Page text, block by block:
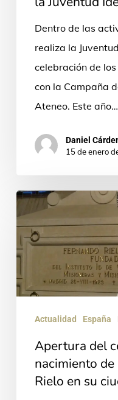
ayuda
Juventud
Idente
Dentro de las
realiza la
celebración de
con la Campaña
Ateneo. Este año…
Daniel
15 de enero
Apertura
del
centenario
del
nacimiento
de
Fernando
Actualidad España
Apertura del
nacimiento
Rielo en su